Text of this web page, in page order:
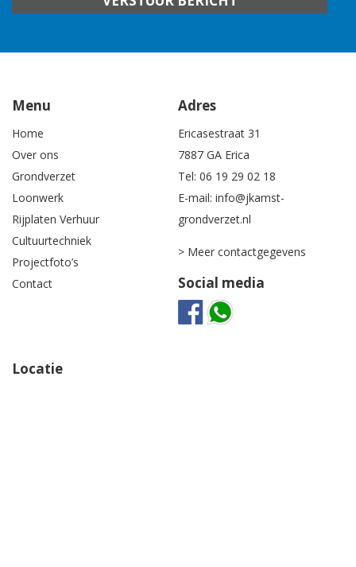
Menu
Home
Over ons
Grondverzet
Loonwerk
Rijplaten Verhuur
Cultuurtechniek
Projectfoto’s
Contact
Adres
Ericasestraat 31
7887 GA Erica
Tel: 06 19 29 02 18
E-mail: info@jkamst-
grondverzet.nl
> Meer contactgegevens
Social media
Locatie